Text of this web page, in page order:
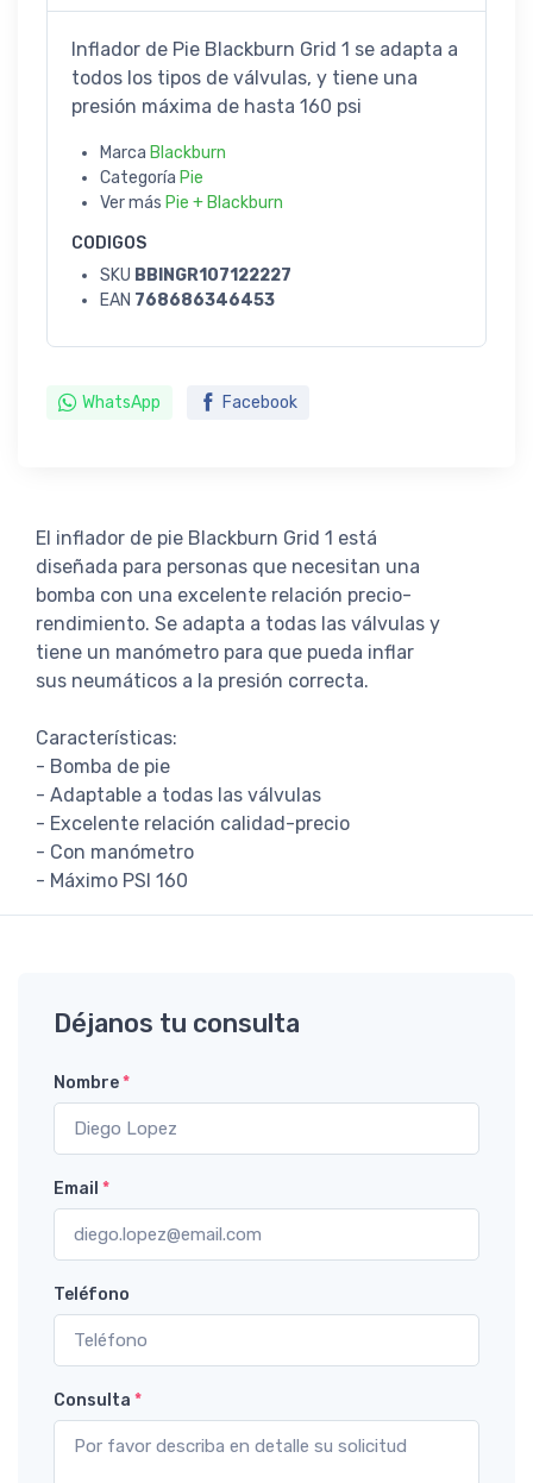
Inflador de Pie Blackburn Grid 1 se adapta a
todos los tipos de válvulas, y tiene una
presión máxima de hasta 160 psi
Marca Blackburn
Categoría Pie
Ver más Pie + Blackburn
CODIGOS
SKU BBINGR107122227
EAN 768686346453
WhatsApp Facebook
El inflador de pie Blackburn Grid 1 está
diseñada para personas que necesitan una
bomba con una excelente relación precio-
rendimiento. Se adapta a todas las válvulas y
tiene un manómetro para que pueda inflar
sus neumáticos a la presión correcta.
Características:
- Bomba de pie
- Adaptable a todas las válvulas
- Excelente relación calidad-precio
- Con manómetro
- Máximo PSI 160
Déjanos tu consulta
Nombre*
Email *
Teléfono
Consulta *